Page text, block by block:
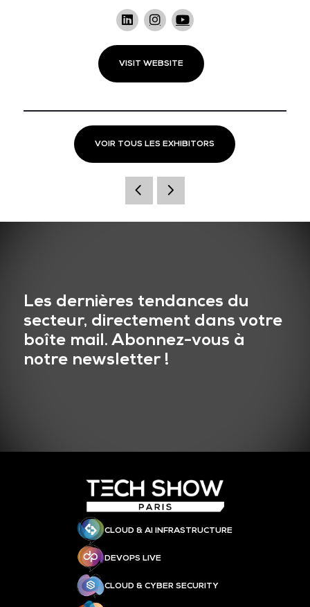
VISIT WEBSITE
VOIR TOUS LES EXHIBITORS
Les dernières tendances du
secteur, directement dans votre
boîte mail. Abonnez-vous à
notre newsletter !
CLOUD & AI INFRASTRUCTURE
DEVOPS LIVE
CLOUD & CYBER SECURITY